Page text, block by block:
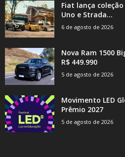
Fiat lança
Uno e Strada...
6 de agosto de 2026
Nova Ram 1500
R$ 449.990
5 de agosto de 2026
Movimento LED
Prêmio 2027
5 de agosto de 2026